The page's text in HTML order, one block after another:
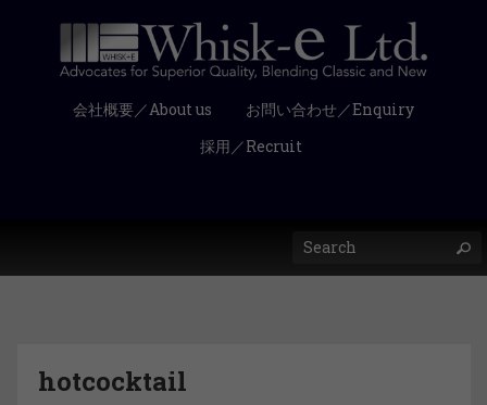
会社概要／About us
お問い合わせ／Enquiry
採用／Recruit
hotcocktail